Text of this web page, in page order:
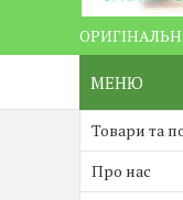
Товари та
Про нас